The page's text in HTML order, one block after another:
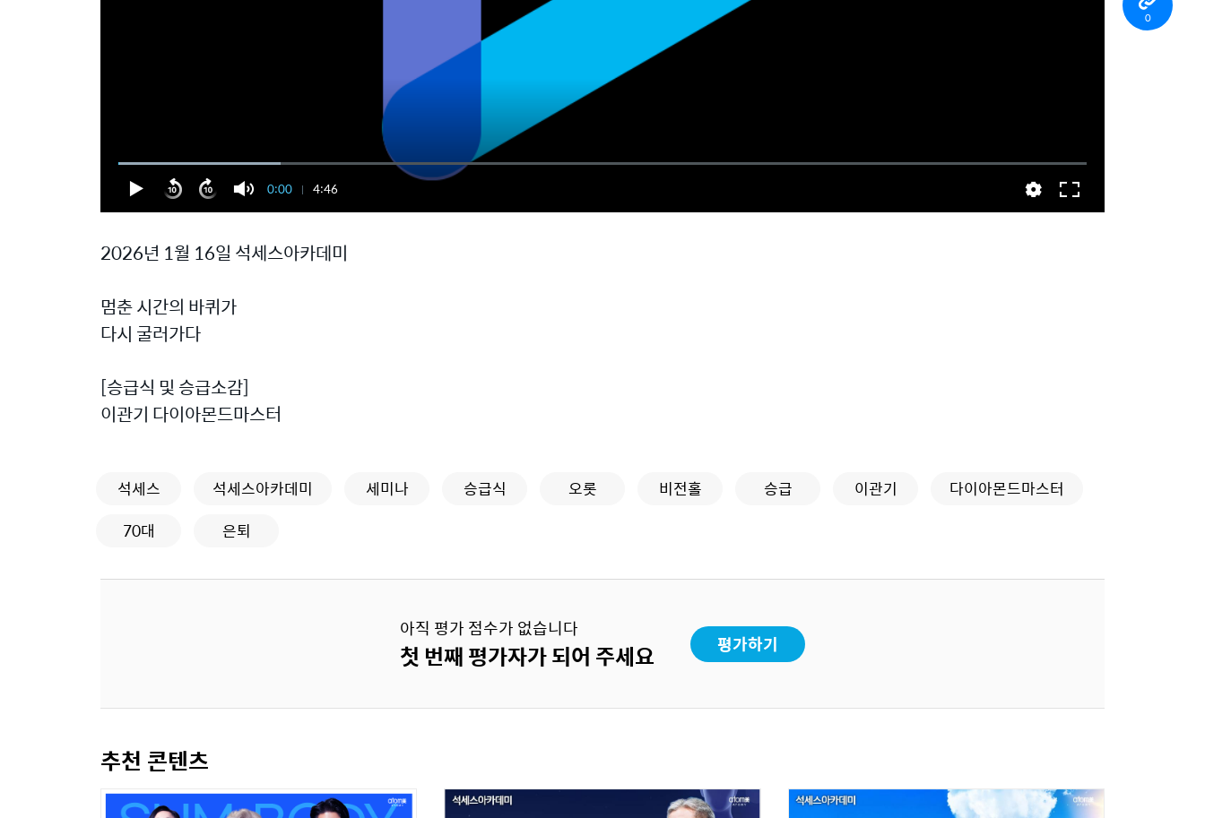
0:00 4:46
2026년 1월 16일 석세스아카데미
멈춘 시간의 바퀴가
다시 굴러가다
[승급식 및 승급소감]
이관기 다이아몬드마스터
석세스 석세스아카데미 세미나 승급식 오롯 비전홀 승급 이관기
다이아몬드마스터
70대
은퇴
아직 평가 점수가 없습니다
첫 번째 평가자가 되어 주세요 평가하기
추천 콘텐츠